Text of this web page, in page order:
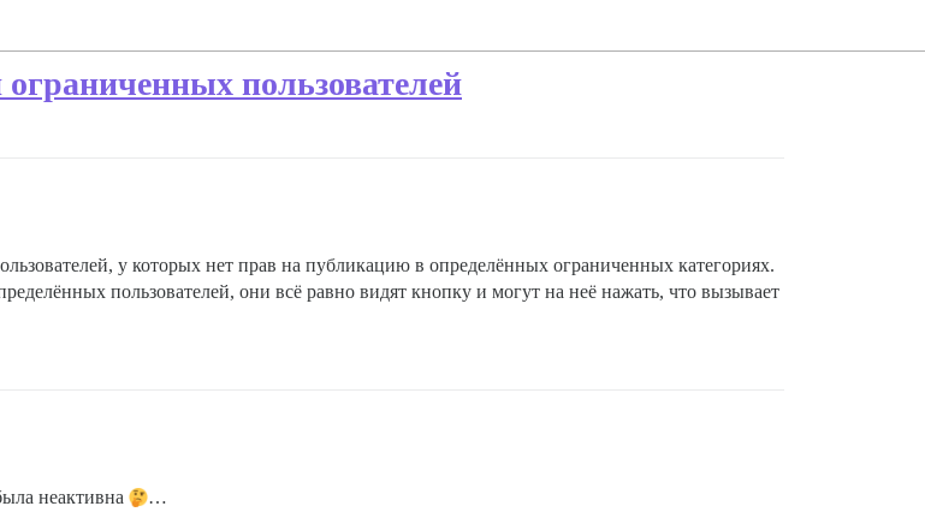
пользователей
у которых нет прав на публикацию в определённых ограниченных категориях.
пользователей, они всё равно видят кнопку и могут на неё нажать, что вызывает
неактивна …